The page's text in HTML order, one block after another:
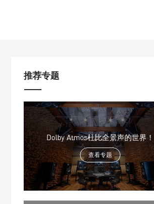
推荐专题
Dolby Atmos杜比全景声的世界！
查看专题